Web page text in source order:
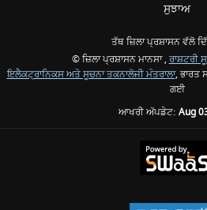
ਸੁਝਾਅ
ਤੱਥ ਜ਼ਿਲਾ ਪ੍ਰਸ਼ਾਸਨ ਵੱਲੋ
© ਜ਼ਿਲਾ ਪ੍ਰਸ਼ਾਸਨ ਮਾਨਸਾ , ਰਾਸ਼ਟਰੀ
ਇਲੈਕਟ੍ਰਾਨਿਕਸ ਅਤੇ ਸੂਚਨਾ ਤਕਨਾਲੋਜੀ ਮੰਤਰਾਲਾ, ਭਾਰਤ
ਗਈ
ਆਖਰੀ ਅੱਪਡੇਟ: Aug